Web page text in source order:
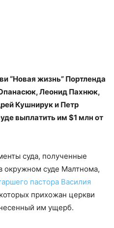
“Новая жизнь” Портленда
Леонид Пахнюк,
Кушнирук и Петр
выплатить им $1 млн от
суда, полученные
окружном суде Малтнома,
пастора Василия
прихожан церкви
им ущерб.